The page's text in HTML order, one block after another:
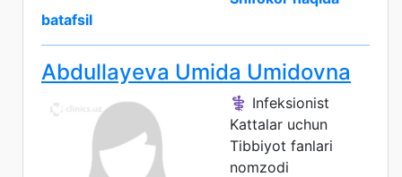
batafsil
Abdullayeva Umida Umidovna
⚕️ Infeksionist
Kattalar uchun
Tibbiyot fanlari
nomzodi